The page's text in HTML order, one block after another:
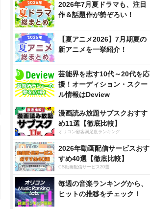
2026年7月夏ドラマも、注目
作＆話題作が勢ぞろい！
【夏アニメ2026】7月期夏の
新アニメを一挙紹介！
芸能界を志す10代～20代を応
援！オーディション・スクー
ル情報はDeview
漫画読み放題サブスクおすす
め11選【徹底比較】
オリコン顧客満足度ランキング
2026年動画配信サービスおす
すめ40選【徹底比較】
CS動画配信サービス20選
毎週の音楽ランキングから、
ヒットの推移をチェック！